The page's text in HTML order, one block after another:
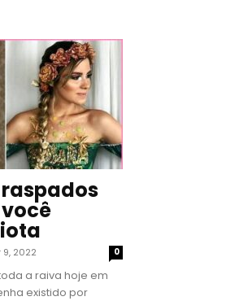
9, 2022 0
a raiva hoje em
existido por